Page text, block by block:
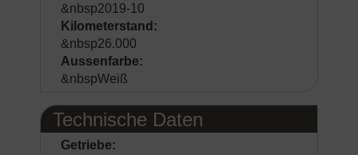
&nbsp2019-10
Kilometerstand:
&nbsp26.000
Aussenfarbe:
&nbspWeiß
Technische Daten
Getriebe: